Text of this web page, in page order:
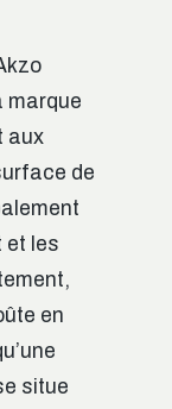
marque
aux
de
et les
en
situe